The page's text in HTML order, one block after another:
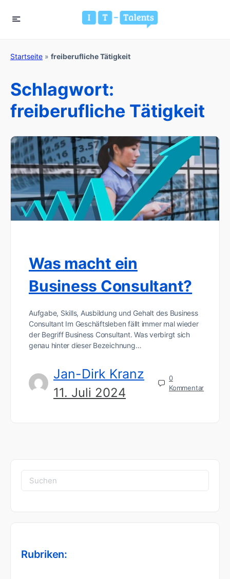
Startseite » freiberufliche Tätigkeit
Schlagwort:
freiberufliche Tätigkeit
Was macht ein
Business Consultant?
Aufgabe, Skills, Ausbildung und Gehalt des Business
Consultant Im Geschäftsleben fällt immer mal wieder
der Begriff Business Consultant. Was verbirgt sich
genau hinter dieser Bezeichnung…
Jan-Dirk Kranz
11. Juli 2024
0
Kommentar
Suchen
nach:
Rubriken: